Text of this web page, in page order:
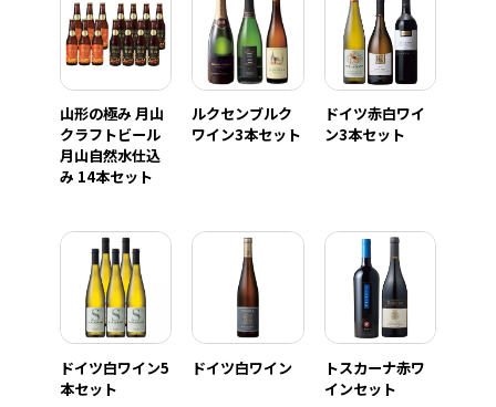
山形の極み 月山
クラフトビール
月山自然水仕込
み 14本セット
ルクセンブルク
ワイン3本セット
ドイツ赤白ワイ
ン3本セット
ドイツ白ワイン5
本セット
ドイツ白ワイン
トスカーナ赤ワ
インセット